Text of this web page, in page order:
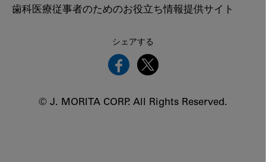
歯科医療従事者のためのお役立ち情報提供サイト
シェアする
© J. MORITA CORP. All Rights Reserved.